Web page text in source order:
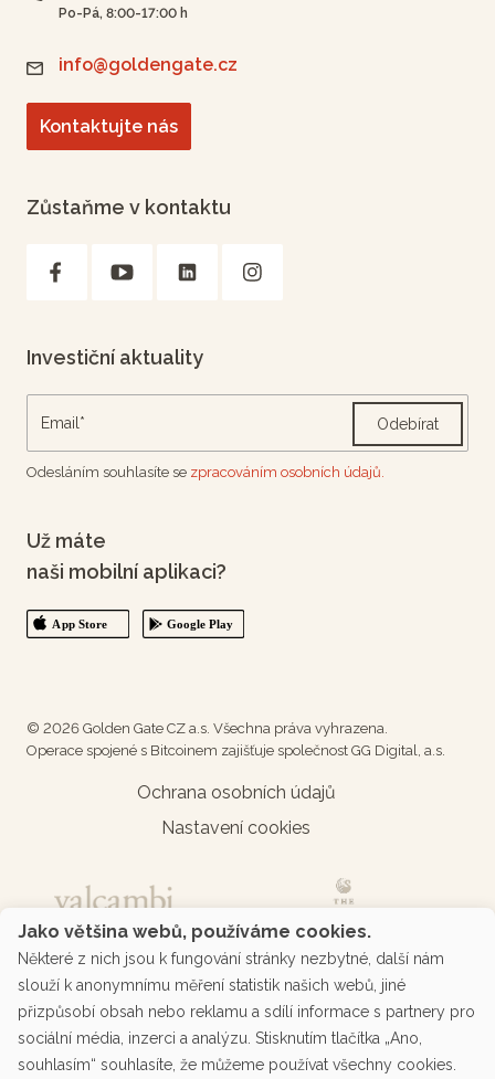
Po-Pá, 8:00-17:00 h
info@goldengate.cz
Kontaktujte nás
Zůstaňme v kontaktu
Investiční aktuality
Odebírat
Odesláním souhlasíte se zpracováním osobních údajů.
Už máte
naši mobilní aplikaci?
© 2026 Golden Gate CZ a.s. Všechna práva vyhrazena.
Operace spojené s Bitcoinem zajišťuje společnost GG Digital, a.s.
Ochrana osobních údajů
Nastavení cookies
Jako většina webů, používáme cookies.
Některé z nich jsou k fungování stránky nezbytné, další nám
slouží k anonymnímu měření statistik našich webů, jiné
přizpůsobí obsah nebo reklamu a sdílí informace s partnery pro
sociální média, inzerci a analýzu. Stisknutím tlačítka „Ano,
souhlasím“ souhlasíte, že můžeme používat všechny cookies.